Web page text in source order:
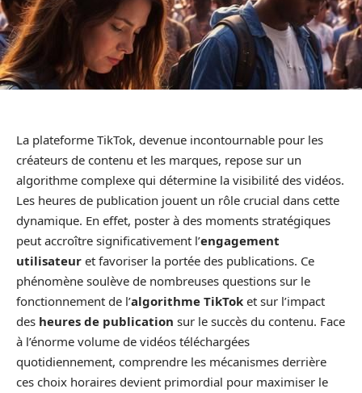
La plateforme TikTok, devenue incontournable pour les
créateurs de contenu et les marques, repose sur un
algorithme complexe qui détermine la visibilité des vidéos.
Les heures de publication jouent un rôle crucial dans cette
dynamique. En effet, poster à des moments stratégiques
peut accroître significativement l’engagement
utilisateur et favoriser la portée des publications. Ce
phénomène soulève de nombreuses questions sur le
fonctionnement de l’algorithme TikTok et sur l’impact
des heures de publication sur le succès du contenu. Face
à l’énorme volume de vidéos téléchargées
quotidiennement, comprendre les mécanismes derrière
ces choix horaires devient primordial pour maximiser le